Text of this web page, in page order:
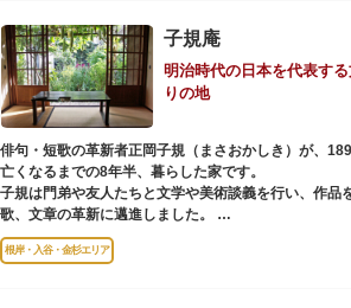
子規庵
明治時代の日本を代表す
りの地
俳句・短歌の革新者正岡子規（まさおかしき）が、
亡くなるまでの8年半、暮らした家です。
子規は門弟や友人たちと文学や美術談義を行い、作品
歌、文章の革新に邁進しました。
故郷松山より母と妹を呼び寄せ、結核に苦しみながら
精力的に文学作品を創作し続けた場所でもあります。
根岸・入谷・金杉エリア